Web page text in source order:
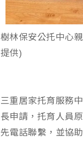
樹林保安公托中心
提供)
三重居家托育服務
長申請，托育人員
先電話聯繫，並協